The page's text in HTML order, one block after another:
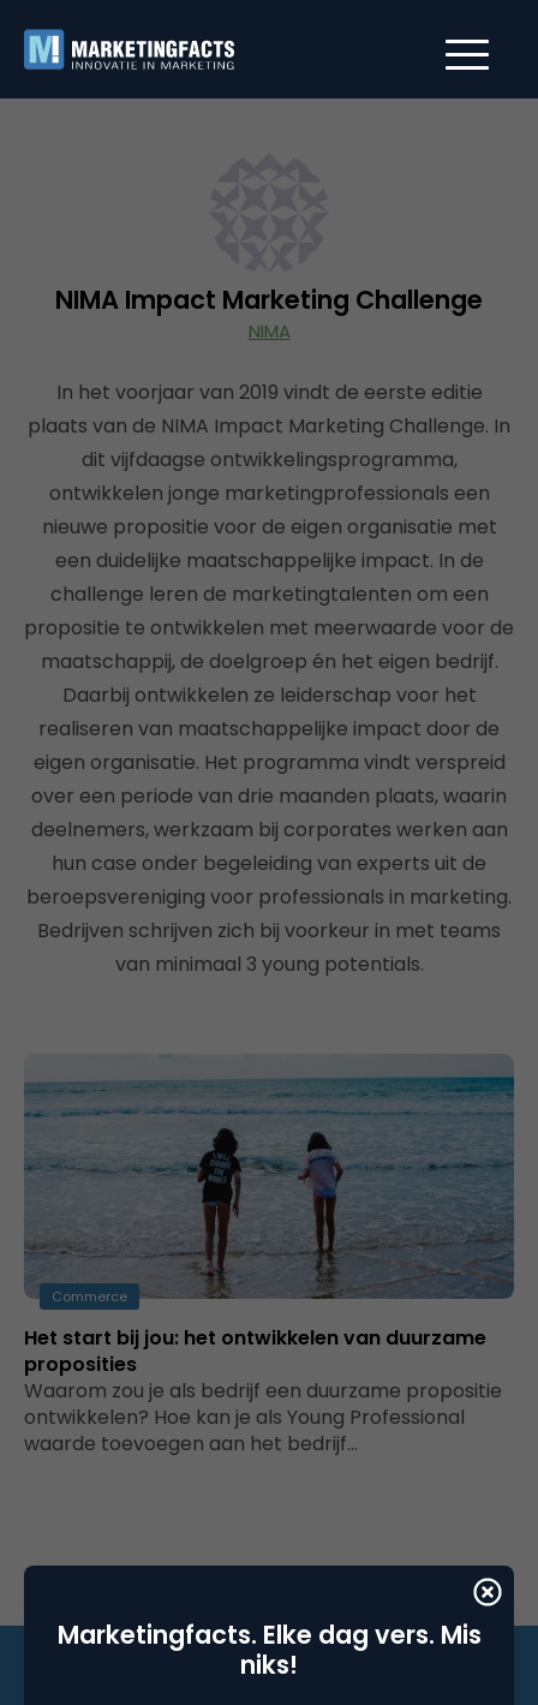
NIMA Impact Marketing Challenge
NIMA
In het voorjaar van 2019 vindt de eerste editie
plaats van de NIMA Impact Marketing Challenge. In
dit vijfdaagse ontwikkelingsprogramma,
ontwikkelen jonge marketingprofessionals een
nieuwe propositie voor de eigen organisatie met
een duidelijke maatschappelijke impact. In de
challenge leren de marketingtalenten om een
propositie te ontwikkelen met meerwaarde voor de
maatschappij, de doelgroep én het eigen bedrijf.
Daarbij ontwikkelen ze leiderschap voor het
realiseren van maatschappelijke impact door de
eigen organisatie. Het programma vindt verspreid
over een periode van drie maanden plaats, waarin
deelnemers, werkzaam bij corporates werken aan
hun case onder begeleiding van experts uit de
beroepsvereniging voor professionals in marketing.
Bedrijven schrijven zich bij voorkeur in met teams
van minimaal 3 young potentials.
Commerce
Het start bij jou: het ontwikkelen van duurzame
proposities
Waarom zou je als bedrijf een duurzame propositie
ontwikkelen? Hoe kan je als Young Professional
waarde toevoegen aan het bedrijf…
Marketingfacts. Elke dag vers. Mis
niks!